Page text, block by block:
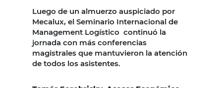
Luego de un almuerzo auspiciado por
Mecalux, el Seminario Internacional de
Management Logístico continuó la
jornada con más conferencias
magistrales que mantuvieron la atención
de todos los asistentes.